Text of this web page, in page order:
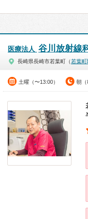
医療法人 谷川放射線
長崎県長崎市若葉町（若葉町
土曜（〜13:00） 朝（